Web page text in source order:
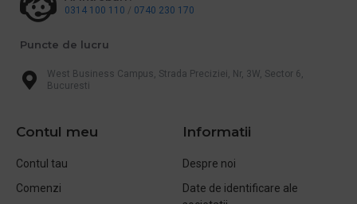
0314 100 110 / 0740 230 170
Puncte de lucru
West Business Campus, Strada Preciziei, Nr, 3W, Sector 6,
Bucuresti
Contul meu
Contul tau
Comenzi
Informatii
Despre noi
Date de identificare ale